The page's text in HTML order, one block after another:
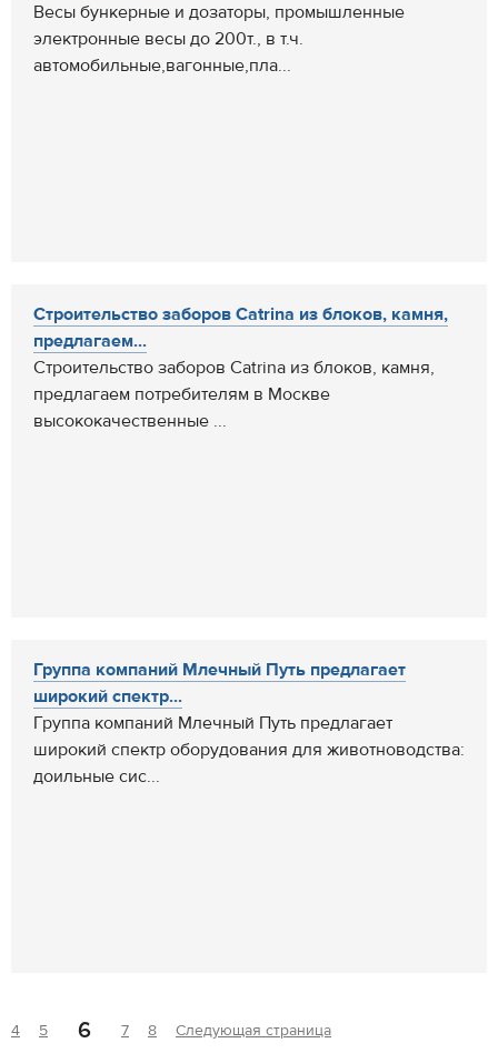
Весы бункерные и дозаторы, промышленные
электронные весы до 200т., в т.ч.
автомобильные,вагонные,пла...
Строительство заборов Catrina из блоков, камня,
предлагаем...
Строительство заборов Catrina из блоков, камня,
предлагаем потребителям в Москве
высококачественные ...
Группа компаний Млечный Путь предлагает
широкий спектр...
Группа компаний Млечный Путь предлагает
широкий спектр оборудования для животноводства:
доильные сис...
4 5 6 7 8 Следующая страница